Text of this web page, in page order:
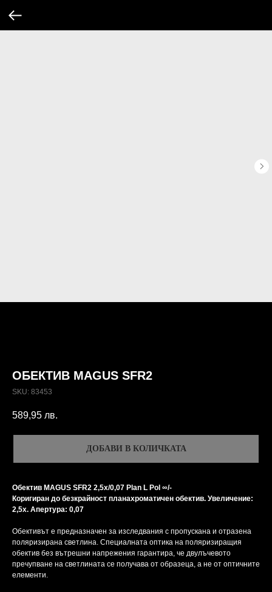
ОБЕКТИВ MAGUS SFR2
SKU: 83453
589,95 лв.
ДОБАВИ В КОЛИЧКАТА
Обектив MAGUS SFR2 2,5х/0,07 Plan L Pol ∞/-
Коригиран до безкрайност планахроматичен обектив. Увеличение:
2,5x. Апертура: 0,07
Обективът е предназначен за изследвания с пропускана и отразена
поляризирана светлина. Специалната оптика на поляризиращия
обектив без вътрешни напрежения гарантира, че двулъчевото
пречупване на светлината се получава от образеца, а не от оптичните
елементи.